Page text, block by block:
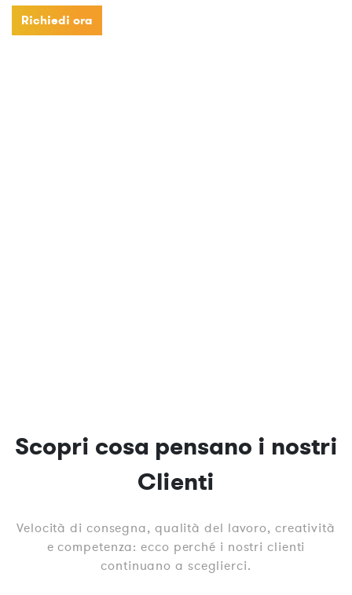
Richiedi ora
Scopri cosa pensano i nostri
Clienti
Velocità di consegna, qualità del lavoro, creatività
e competenza: ecco perché i nostri clienti
continuano a sceglierci.